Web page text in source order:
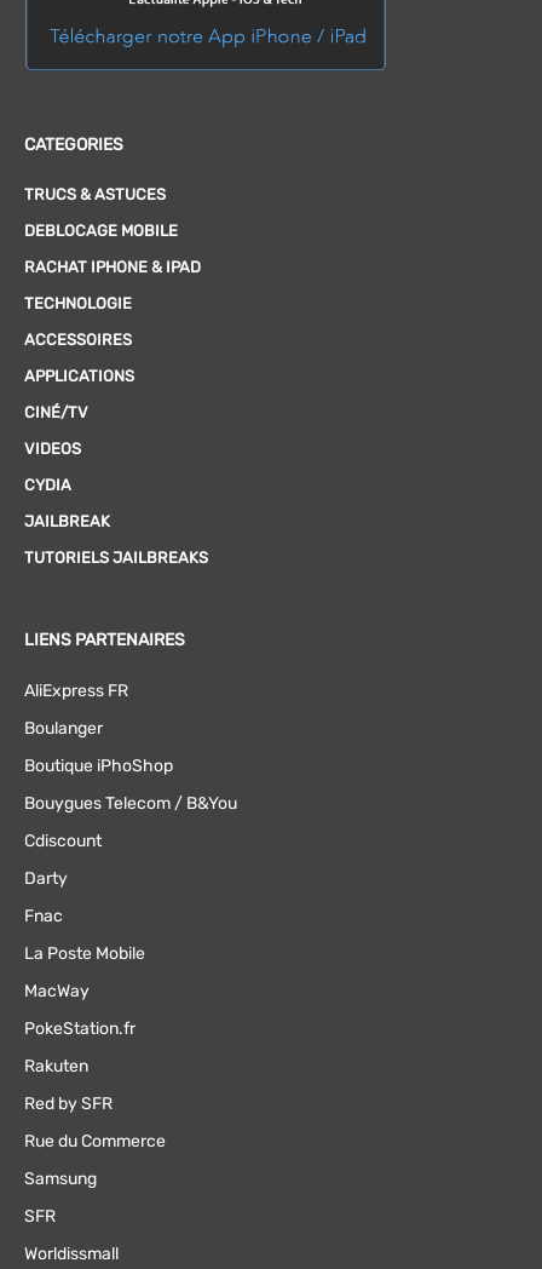
CATEGORIES
TRUCS & ASTUCES
DEBLOCAGE MOBILE
RACHAT IPHONE & IPAD
TECHNOLOGIE
ACCESSOIRES
APPLICATIONS
CINÉ/TV
VIDEOS
CYDIA
JAILBREAK
TUTORIELS JAILBREAKS
LIENS PARTENAIRES
AliExpress FR
Boulanger
Boutique iPhoShop
Bouygues Telecom / B&You
Cdiscount
Darty
Fnac
La Poste Mobile
MacWay
PokeStation.fr
Rakuten
Red by SFR
Rue du Commerce
Samsung
SFR
Worldissmall